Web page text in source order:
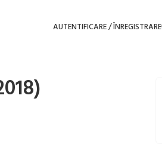
AUTENTIFICARE / ÎNREGISTRARE